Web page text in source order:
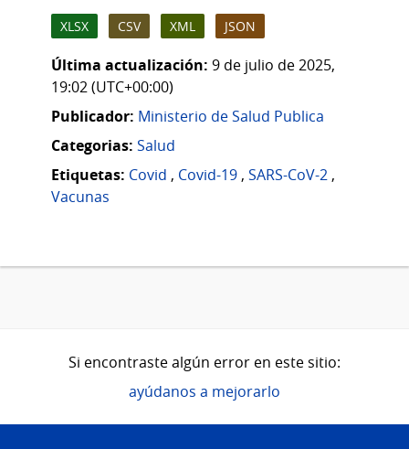
XLSX CSV XML JSON
Última actualización: 9 de julio de 2025,
19:02 (UTC+00:00)
Publicador: Ministerio de Salud Publica
Categorias: Salud
Etiquetas: Covid , Covid-19 , SARS-CoV-2 ,
Vacunas
Si encontraste algún error en este sitio:
ayúdanos a mejorarlo